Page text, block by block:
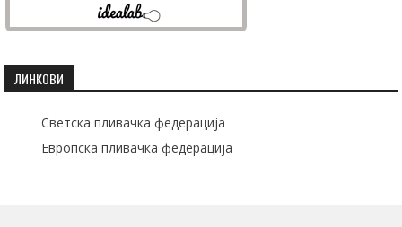
ЛИНКОВИ
Светска пливачка федерација
Европска пливачка федерација